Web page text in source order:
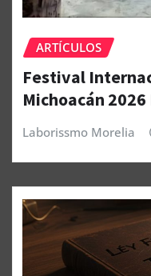
ARTÍCULOS
Festival
Michoacán 2026
Laborissmo Morelia